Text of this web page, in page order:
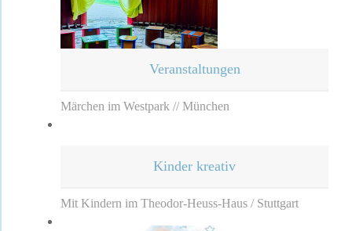
Veranstaltungen
Märchen im Westpark // München
Kinder kreativ
Mit Kindern im Theodor-Heuss-Haus / Stuttgart